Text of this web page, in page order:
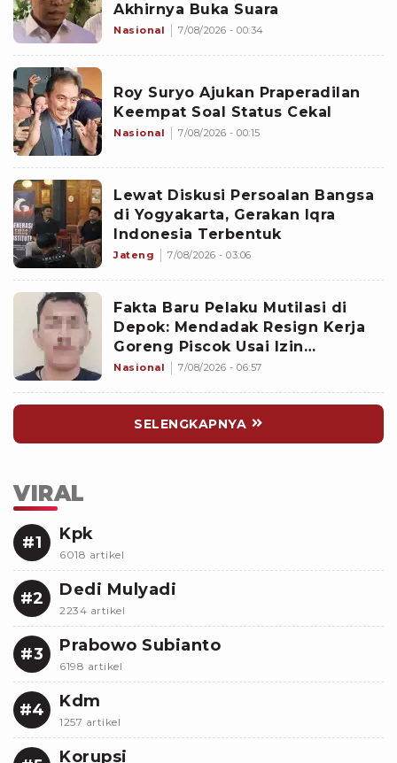
Akhirnya Buka Suara
Nasional 7/08/2026 - 00:34
Roy Suryo Ajukan Praperadilan
Keempat Soal Status Cekal
Nasional 7/08/2026 - 00:15
Lewat Diskusi Persoalan Bangsa
di Yogyakarta, Gerakan Iqra
Indonesia Terbentuk
Jateng 7/08/2026 - 03:06
Fakta Baru Pelaku Mutilasi di
Depok: Mendadak Resign Kerja
Goreng Piscok Usai Izin
Interview di Mal
Nasional 7/08/2026 - 06:57
SELENGKAPNYA
VIRAL
#1 Kpk
6018 artikel
#2 Dedi Mulyadi
2234 artikel
#3 Prabowo Subianto
6198 artikel
#4 Kdm
1257 artikel
Korupsi